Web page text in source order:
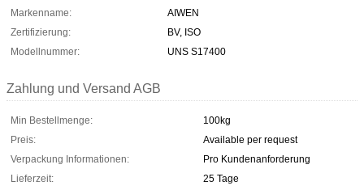
Markenname:
AIWEN
Zertifizierung:
BV, ISO
Modellnummer:
UNS S17400
Zahlung und Versand AGB
Min Bestellmenge:
100kg
Preis:
Available per request
Verpackung Informationen:
Pro Kundenanforderung
Lieferzeit:
25 Tage